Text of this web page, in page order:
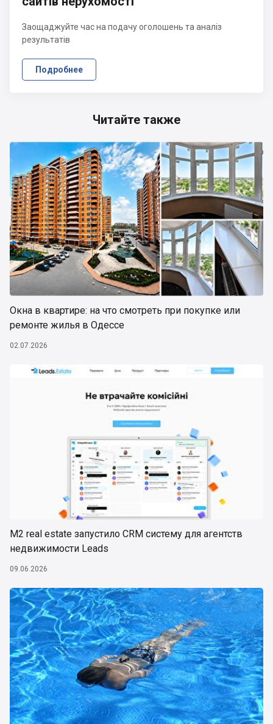
Читайте также
Окна в квартире: на что смотреть при покупке или
ремонте жилья в Одессе
02.07.2026
М2 real estate запустило CRM систему для агентств
недвижимости Leads
09.06.2026
Заощаджуйте час на подачу оголошень та аналіз
результатів
Подробнее